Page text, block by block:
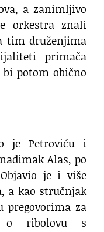
a zanimljivo
orkestra znali
tim druženjima
primača
bi potom obično
je Petroviću i
Alas, po
je i više
a kao stručnjak
pregovorima za
o ribolovu s